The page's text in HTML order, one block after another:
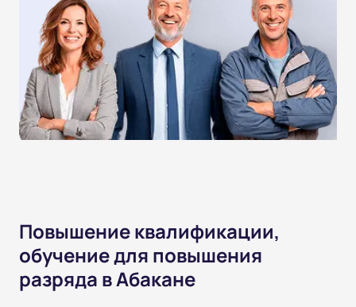
Повышение квалификации,
обучение для повышения
разряда в Абакане